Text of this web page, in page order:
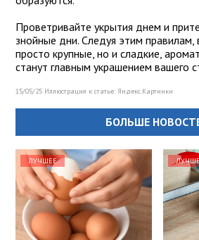
Проветривайте укрытия днем и
знойные дни. Следуя этим правилам,
просто крупные, но и сладкие,
станут главным украшением вашего
15/05/25 Иллюстрация к статье: Яндекс.Картинки
БОЛЬШЕ
ЛУЧШЕЕ